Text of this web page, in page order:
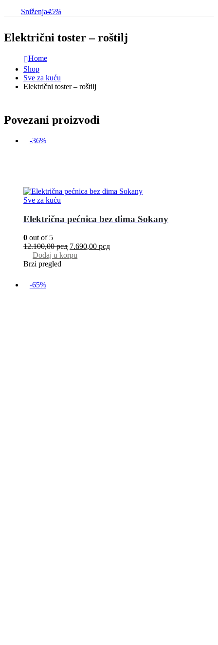
Sniženja45%
Električni toster – roštilj
Home
Shop
Sve za kuću
Električni toster – roštilj
Povezani proizvodi
-36%
Sve za kuću
Električna pećnica bez dima Sokany
0 out of 5
12.100,00рсд 7.690,00 рсд
Dodaj u korpu
Brzi pregled
-65%